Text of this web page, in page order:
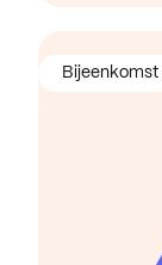
Bijeenkomst